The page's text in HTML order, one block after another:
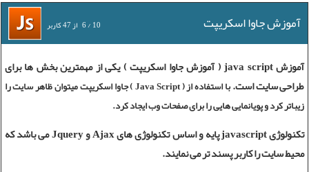
آموزش جاوا اسکریپت 6/10 از47کاربر
آموزش java script (آموزش جاوا اسکریپت) یکی از مهمترین بخش ها برای
طراحی سایت است.
با استفاده از ( Java Script ) جاوا اسکریپت میتوان ظاهر سایت را
زیباتر کرد و پویانمایی هایی را برای صفحات وب ایجاد کرد.
تکنولوژی javascript پایه و اساس تکنولوژی های Ajax و Jquery می باشد که
محیط سایت را کاربر پسند تر می نمایند.